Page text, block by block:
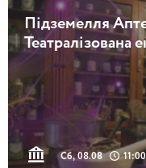
2 години
Літописні
Підземелля
Театралізована
Сб, 08.08 11:00